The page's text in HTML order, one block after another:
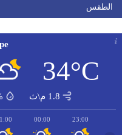
الطقس
34°C
1.8 م\ث
23:00
00:00